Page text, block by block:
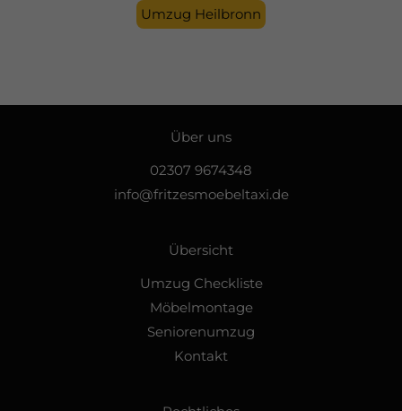
Umzug Heilbronn
Über uns
02307 9674348
info@fritzesmoebeltaxi.de
Übersicht
Umzug Checkliste
Möbelmontage
Seniorenumzug
Kontakt